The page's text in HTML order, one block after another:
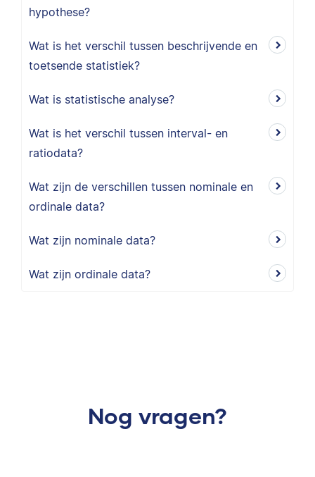
hypothese?
Wat is het verschil tussen beschrijvende en
toetsende statistiek?
Wat is statistische analyse?
Wat is het verschil tussen interval- en
ratiodata?
Wat zijn de verschillen tussen nominale en
ordinale data?
Wat zijn nominale data?
Wat zijn ordinale data?
Nog vragen?